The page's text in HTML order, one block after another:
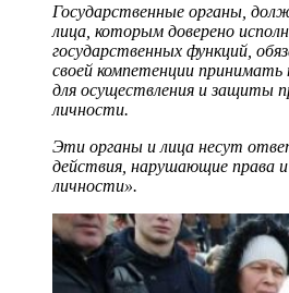
Государственные органы,
лица, которым доверено
государственных функций,
своей компетенции
для осуществления и защиты
личности.
Эти органы и лица несут
действия, нарушающие права
личности».